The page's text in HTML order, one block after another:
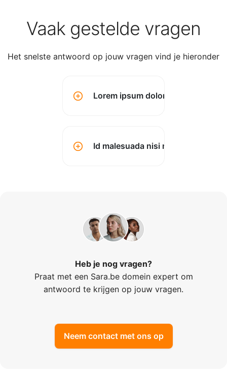
Vaak gestelde vragen
Het snelste antwoord op jouw vragen vind je hieronder
Lorem ipsum dolor sit amet
Id malesuada nisi montes?
Heb je nog vragen?
Praat met een Sara.be domein expert om
antwoord te krijgen op jouw vragen.
Neem contact met ons op